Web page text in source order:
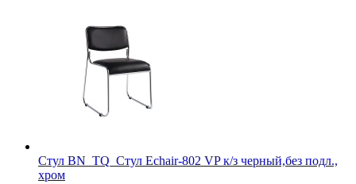
Стул BN_TQ_Стул Echair-802 VP к/з черный,без подл.,
хром